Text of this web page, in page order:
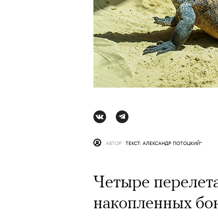
АВТОР ТЕКСТ: АЛЕКСАНДР ПОТОЦКИЙ*
Четыре
накопленных
АВТОР СТАС ТЫРКИН 06